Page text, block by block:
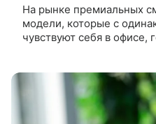
На рынке премиальных
модели, которые с
чувствуют себя в офисе,